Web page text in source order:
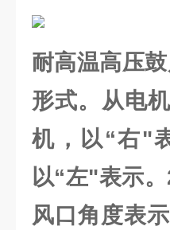
耐高温高压
形式。从电
机，以“右"
以“左"表示
风口角度表